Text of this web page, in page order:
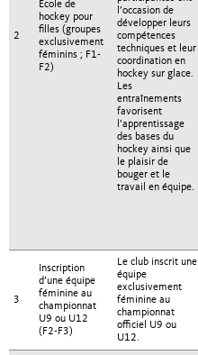
2
École de
hockey pour
filles (groupes
exclusivement
féminins ; F1-
F2)
l’occasion de
développer leurs
compétences
techniques et leur
coordination en
hockey sur glace.
Les
entraînements
favorisent
l’apprentissage
des bases du
hockey ainsi que
le plaisir de
bouger et le
travail en équipe.
3
Inscription
d’une équipe
féminine au
championnat
U9 ou U12
(F2-F3)
Le club inscrit une
équipe
exclusivement
féminine au
championnat
officiel U9 ou
U12.